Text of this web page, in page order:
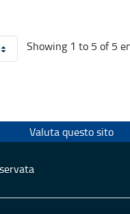
Showing 1 to 5 of 5
Valuta questo sito